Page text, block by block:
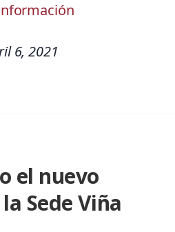
6, 2021
el nuevo
Sede Viña